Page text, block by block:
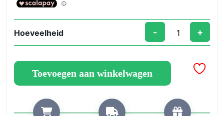
€27,39.
Hoeveelheid
DOE-
ZELFKIT
VOOR
GIETEN
- +
Toevoegen aan winkelwagen